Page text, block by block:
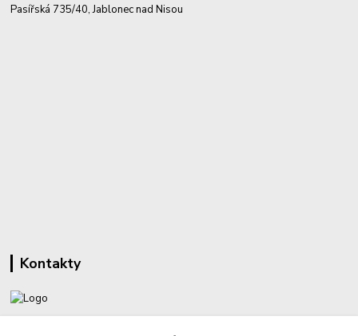
Pasířská 735/40, Jablonec nad Nisou
Kontakty